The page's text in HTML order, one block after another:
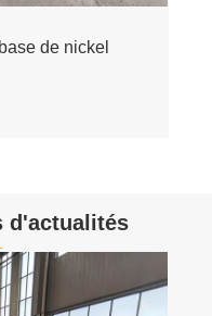
de nickel
d'actualités